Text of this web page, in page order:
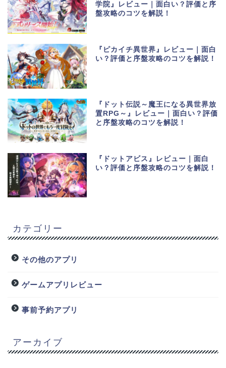
学院』レビュー｜面白い？評価と序
盤攻略のコツを解説！
『ピカイチ異世界』レビュー｜面白
い？評価と序盤攻略のコツを解説！
『ドット伝説～魔王になる異世界放
置RPG～』レビュー｜面白い？評価
と序盤攻略のコツを解説！
『ドットアビス』レビュー｜面白
い？評価と序盤攻略のコツを解説！
カテゴリー
その他のアプリ
ゲームアプリレビュー
事前予約アプリ
アーカイブ